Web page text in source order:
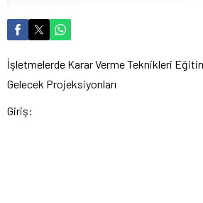
İşletmelerde Karar Verme Teknikleri
Gelecek Projeksiyonları
Giriş: